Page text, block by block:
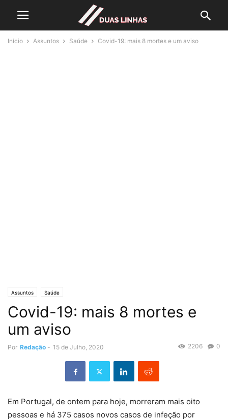
Início Assuntos Saúde Covid-19: mais 8 mortes e um aviso
Assuntos Saúde
Covid-19: mais 8 mortes e
um aviso
Por Redação - 15 de Julho, 2020 0
2206
Em Portugal, de ontem para hoje, morreram mais oito
pessoas e há 375 casos novos casos de infeção por